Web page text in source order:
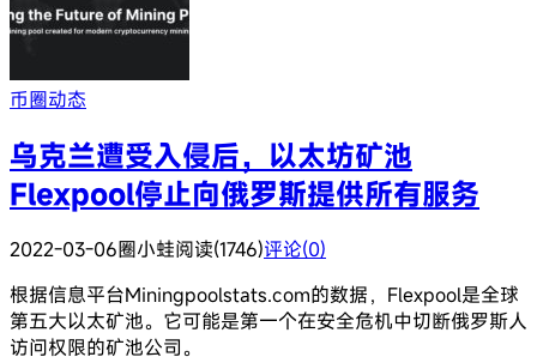
币圈动态
乌克兰遭受入侵后，以太坊矿池
Flexpool停止向俄罗斯提供所有服务
2022-03-06圈小蛙阅读(1746)评论(0)
根据信息平台Miningpoolstats.com的数据，Flexpool是全球
第五大以太矿池。它可能是第一个在安全危机中切断俄罗斯人
访问权限的矿池公司。